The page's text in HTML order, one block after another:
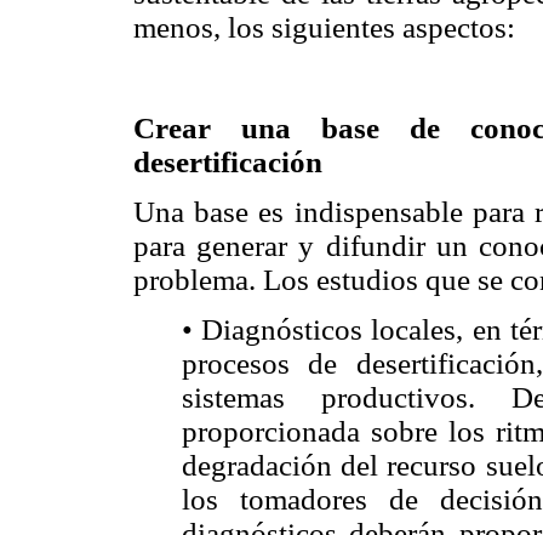
menos, los siguientes aspectos:
Crear una base de
desertificación
Una base es indispensable
para generar y difundir un
problema. Los estudios que se
• Diagnósticos locales, en
procesos de
sistemas productivos.
proporcionada sobre los
degradación del recurso
los tomadores de